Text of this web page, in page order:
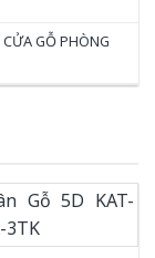
CỬA GỖ PHÒNG